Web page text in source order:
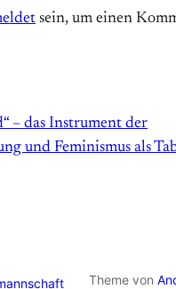
sein, um einen
– das Instrument der
und Feminismus als
Theme von